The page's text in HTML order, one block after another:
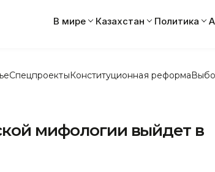
В мире Казахстан Политика
СпецпроектыКонституционная реформа
мифологии выйдет в